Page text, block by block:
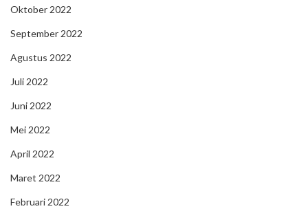
Oktober 2022
September 2022
Agustus 2022
Juli 2022
Juni 2022
Mei 2022
April 2022
Maret 2022
Februari 2022